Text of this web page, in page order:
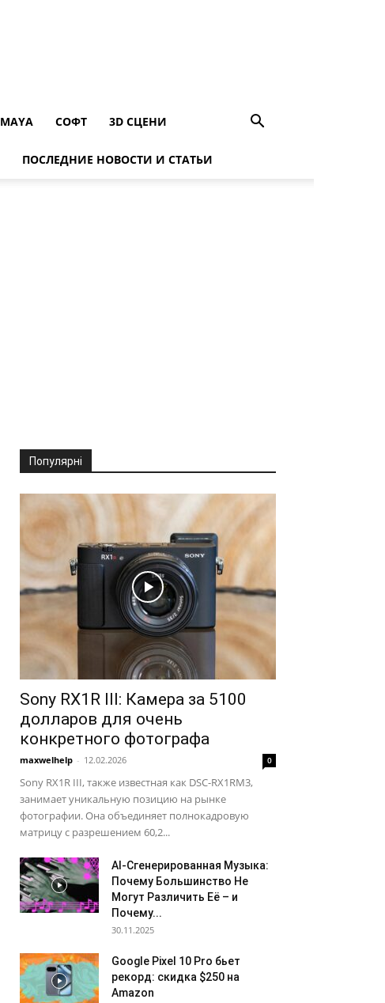
MAYA СОФТ 3D СЦЕНИ
ПОСЛЕДНИЕ НОВОСТИ И СТАТЬИ
Популярні
Sony RX1R III: Камера за 5100
долларов для очень
конкретного фотографа
maxwelhelp - 12.02.2026 0
Sony RX1R III, также известная как DSC-RX1RM3,
занимает уникальную позицию на рынке
фотографии. Она объединяет полнокадровую
матрицу с разрешением 60,2...
AI-Сгенерированная Музыка:
Почему Большинство Не
Могут Различить Её – и
Почему...
30.11.2025
Google Pixel 10 Pro бьет
рекорд: скидка $250 на
Amazon